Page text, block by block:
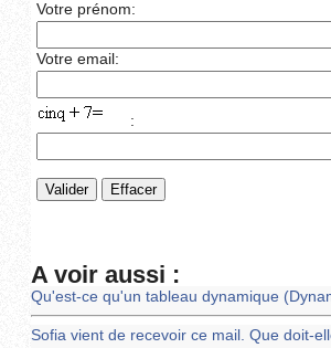
Votre prénom:
Votre email:
:
A voir aussi :
Qu'est-ce qu'un tableau dynamique
Sofia vient de recevoir ce mail. Que doit-